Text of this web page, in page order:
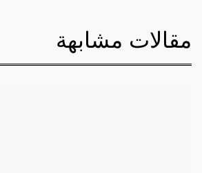
مقالات مشابهة